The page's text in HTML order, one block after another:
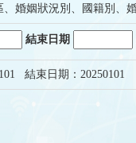
、婚姻狀況別、國籍別、
結束日期
結束日期：20250101